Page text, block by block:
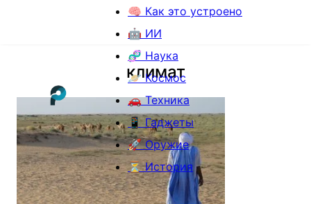
🧠 Как это устроено
🤖 ИИ
🧬 Наука
🪐 Космос
🚗 Техника
📱 Гаджеты
🚀 Оружие
⏳ История
климат